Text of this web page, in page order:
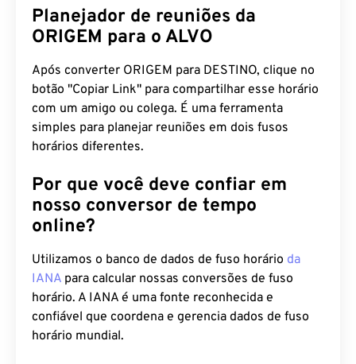
Planejador de reuniões da
ORIGEM para o ALVO
Após converter ORIGEM para DESTINO, clique no
botão "Copiar Link" para compartilhar esse horário
com um amigo ou colega. É uma ferramenta
simples para planejar reuniões em dois fusos
horários diferentes.
Por que você deve confiar em
nosso conversor de tempo
online?
Utilizamos o banco de dados de fuso horário da
IANA para calcular nossas conversões de fuso
horário. A IANA é uma fonte reconhecida e
confiável que coordena e gerencia dados de fuso
horário mundial.